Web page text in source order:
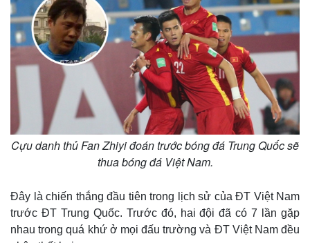
Cựu danh thủ Fan Zhiyi đoán trước bóng đá Trung Quốc sẽ
thua bóng đá Việt Nam.
Đây là chiến thắng đầu tiên trong lịch sử của ĐT Việt Nam
trước ĐT Trung Quốc. Trước đó, hai đội đã có 7 lần gặp
nhau trong quá khứ ở mọi đấu trường và ĐT Việt Nam đều